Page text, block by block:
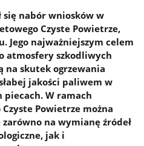
się nabór wniosków w
Czyste Powietrze,
Jego najważniejszym celem
atmosfery szkodliwych
na skutek ogrzewania
jakości paliwem w
piecach. W ramach
Powietrze można
na wymianę źródeł
jak i